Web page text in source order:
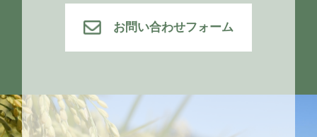
お問い合わせフォーム